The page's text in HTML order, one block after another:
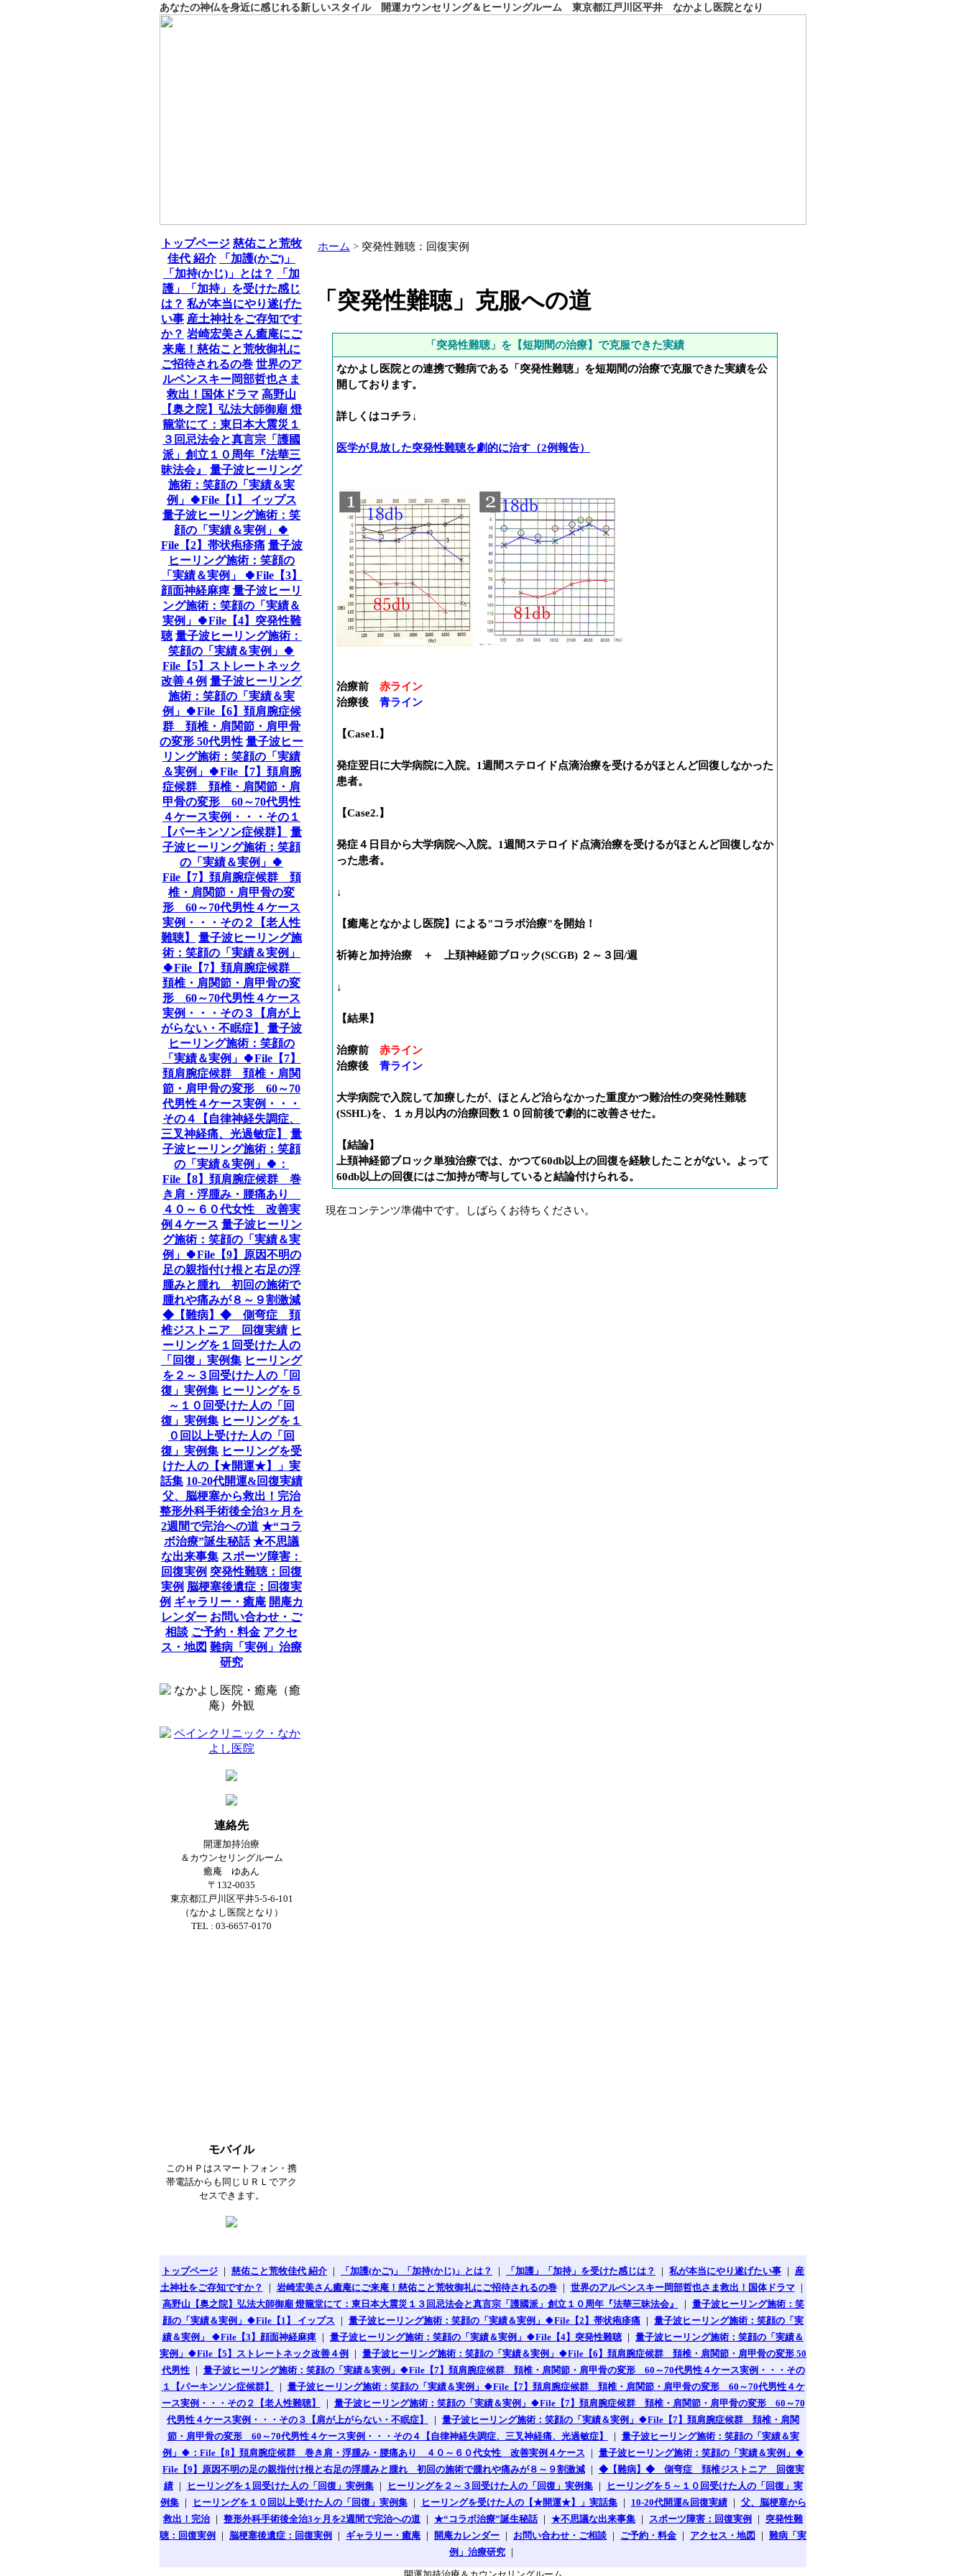
あなたの神仏を身近に感じれる新しいスタイル 開運カウンセリング＆ヒーリングルーム 東京都江戸川区平井 なかよし医院となり
トップページ 慈佑こと荒牧
佳代 紹介
「加護(かご)」
「加持(かじ)」とは？
「加
護」「加持」を受けた感じ
は？ 私が本当にやり遂げた
い事 産土神社をご存知です
か？ 岩崎宏美さん癒庵にご
来庵！慈佑こと荒牧御礼に
ご招待されるの巻 世界のア
ルペンスキー岡部哲也さま
救出！国体ドラマ 高野山
【奥之院】弘法大師御廟 燈
籠堂にて：東日本大震災１
３回忌法会と真言宗「護國
派」創立１０周年『法華三
昧法会』
量子波ヒーリング
施術：笑顔の「実績＆実
例」🍀File【1】 イップス
量子波ヒーリング施術：笑
顔の「実績＆実例」🍀
File【2】帯状疱疹痛 量子波
ヒーリング施術：笑顔の
「実績＆実例」 🍀File【3】
顔面神経麻痺 量子波ヒーリ
ング施術：笑顔の「実績＆
実例」🍀File【4】突発性難
聴 量子波ヒーリング施術：
笑顔の「実績＆実例」🍀
File【5】ストレートネック
改善４例 量子波ヒーリング
施術：笑顔の「実績＆実
例」🍀File【6】頚肩腕症候
群 頚椎・肩関節・肩甲骨
の変形 50代男性 量子波ヒー
リング施術：笑顔の「実績
＆実例」🍀File【7】頚肩腕
症候群 頚椎・肩関節・肩
甲骨の変形 60～70代男性
４ケース実例・・・その１
【パーキンソン症候群】
量
子波ヒーリング施術：笑顔
の「実績＆実例」🍀
File【7】頚肩腕症候群 頚
椎・肩関節・肩甲骨の変
形 60～70代男性４ケース
実例・・・その２【老人性
難聴】
量子波ヒーリング施
術：笑顔の「実績＆実例」
🍀File【7】頚肩腕症候群
頚椎・肩関節・肩甲骨の変
形 60～70代男性４ケース
実例・・・その３【肩が上
がらない・不眠症】
量子波
ヒーリング施術：笑顔の
「実績＆実例」🍀File【7】
頚肩腕症候群 頚椎・肩関
節・肩甲骨の変形 60～70
代男性４ケース実例・・・
その４【自律神経失調症、
三叉神経痛、光過敏症】
量
子波ヒーリング施術：笑顔
の「実績＆実例」🍀：
File【8】頚肩腕症候群 巻
き肩・浮腫み・腰痛あり
４０～６０代女性 改善実
例４ケース 量子波ヒーリン
グ施術：笑顔の「実績＆実
例」🍀File【9】原因不明の
足の親指付け根と右足の浮
腫みと腫れ 初回の施術で
腫れや痛みが８～９割激減
◆【難病】◆ 側弯症 頚
椎ジストニア 回復実績 ヒ
ーリングを１回受けた人の
「回復」実例集 ヒーリング
を２～３回受けた人の「回
復」実例集 ヒーリングを５
～１０回受けた人の「回
復」実例集 ヒーリングを１
０回以上受けた人の「回
復」実例集 ヒーリングを受
けた人の【★開運★】」実
話集 10-20代開運&回復実績
父、脳梗塞から救出！完治
整形外科手術後全治3ヶ月を
2週間で完治への道 ★“コラ
ボ治療”誕生秘話 ★不思議
な出来事集 スポーツ障害：
回復実例 突発性難聴：回復
実例 脳梗塞後遺症：回復実
例 ギャラリー・癒庵 開庵カ
レンダー お問い合わせ・ご
相談 ご予約・料金 アクセ
ス・地図 難病「実例」治療
研究
連絡先
開運加持治療
＆カウンセリングルーム
癒庵 ゆあん
〒132-0035
東京都江戸川区平井5-5-6-101
（なかよし医院となり）
TEL : 03-6657-0170
モバイル
このＨＰはスマートフォン・携
帯電話からも同じＵＲＬでアク
セスできます。
ホーム 突発性難聴：回復実例
「突発性難聴」克服への道
「突発性難聴」を【短期間の治療】で克服できた実績
なかよし医院との連携で難病である「突発性難聴」を短期間の治療で克服できた実績を公
開しております。
詳しくはコチラ↓
医学が見放した突発性難聴を劇的に治す（2例報告）
治療前 赤ライン
治療後 青ライン
【Case1.】
発症翌日に大学病院に入院。1週間ステロイド点滴治療を受けるがほとんど回復しなかった
患者。
【Case2.】
発症４日目から大学病院へ入院。1週間ステロイド点滴治療を受けるがほとんど回復しなか
った患者。
↓
【癒庵となかよし医院】による"コラボ治療"を開始！
祈祷と加持治療 ＋ 上頚神経節ブロック(SCGB) ２～３回/週
↓
【結果】
治療前 赤ライン
治療後 青ライン
大学病院で入院して加療したが、ほとんど治らなかった重度かつ難治性の突発性難聴
(SSHL)を、１ヵ月以内の治療回数１０回前後で劇的に改善させた。
【結論】
上頚神経節ブロック単独治療では、かつて60db以上の回復を経験したことがない。よって
60db以上の回復にはご加持が寄与していると結論付けられる。
現在コンテンツ準備中です。しばらくお待ちください。
トップページ ｜ 慈佑こと荒牧佳代 紹介 ｜ 「加護(かご)」「加持(かじ)」とは？ ｜ 「加護」「加持」を受けた感じは？ ｜ 私が本当にやり遂げたい事 ｜ 産
土神社をご存知ですか？
｜ 岩崎宏美さん癒庵にご来庵！慈佑こと荒牧御礼にご招待されるの巻｜ 世界のアルペンスキー岡部哲也さま救出！国体ドラマ｜
高野山【奥之院】弘法大師御廟 燈籠堂にて：東日本大震災１３回忌法会と真言宗「護國派」創立１０周年『法華三昧法会』
｜ 量子波ヒーリング施術：笑
顔の「実績＆実例」🍀File【1】 イップス ｜ 量子波ヒーリング施術：笑顔の「実績＆実例」🍀File【2】帯状疱疹痛 ｜ 量子波ヒーリング施術：笑顔の「実
績＆実例」 🍀File【3】顔面神経麻痺 ｜ 量子波ヒーリング施術：笑顔の「実績＆実例」🍀File【4】突発性難聴｜ 量子波ヒーリング施術：笑顔の「実績＆
実例」🍀File【5】ストレートネック改善４例
｜ 量子波ヒーリング施術：笑顔の「実績＆実例」🍀File【6】頚肩腕症候群 頚椎・肩関節・肩甲骨の変形 50
代男性｜ 量子波ヒーリング施術：笑顔の「実績＆実例」🍀File【7】頚肩腕症候群 頚椎・肩関節・肩甲骨の変形 60～70代男性４ケース実例・・・その
１【パーキンソン症候群】
｜ 量子波ヒーリング施術：笑顔の「実績＆実例」🍀File【7】頚肩腕症候群 頚椎・肩関節・肩甲骨の変形 60～70代男性４ケ
ース実例・・・その２【老人性難聴】
｜ 量子波ヒーリング施術：笑顔の「実績＆実例」🍀File【7】頚肩腕症候群 頚椎・肩関節・肩甲骨の変形 60～70
代男性４ケース実例・・・その３【肩が上がらない・不眠症】
｜ 量子波ヒーリング施術：笑顔の「実績＆実例」🍀File【7】頚肩腕症候群 頚椎・肩関
節・肩甲骨の変形 60～70代男性４ケース実例・・・その４【自律神経失調症、三叉神経痛、光過敏症】
｜ 量子波ヒーリング施術：笑顔の「実績＆実
例」🍀：File【8】頚肩腕症候群 巻き肩・浮腫み・腰痛あり ４０～６０代女性 改善実例４ケース ｜ 量子波ヒーリング施術：笑顔の「実績＆実例」🍀
File【9】原因不明の足の親指付け根と右足の浮腫みと腫れ 初回の施術で腫れや痛みが８～９割激減｜ ◆【難病】◆ 側弯症 頚椎ジストニア 回復実
績｜ ヒーリングを１回受けた人の「回復」実例集｜ ヒーリングを２～３回受けた人の「回復」実例集｜
ヒーリングを５～１０回受けた人の「回復」実
例集｜ ヒーリングを１０回以上受けた人の「回復」実例集｜ ヒーリングを受けた人の【★開運★】」実話集｜ 10-20代開運&回復実績｜ 父、脳梗塞から
救出！完治｜ 整形外科手術後全治3ヶ月を2週間で完治への道 ｜ ★“コラボ治療”誕生秘話 ｜ ★不思議な出来事集 ｜ スポーツ障害：回復実例 ｜ 突発性難
聴：回復実例
｜ 脳梗塞後遺症：回復実例 ｜ ギャラリー・癒庵 ｜ 開庵カレンダー ｜ お問い合わせ・ご相談 ｜ ご予約・料金 ｜ アクセス・地図 ｜ 難病「実
例」治療研究 ｜